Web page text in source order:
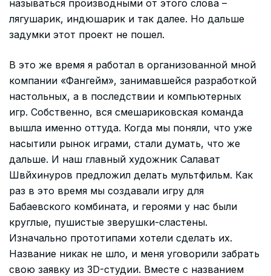
называться производными от этого слова –
лягушарик, индюшарик и так далее. Но дальше
задумки этот проект не пошел.
В это же время я работал в организованной мной
компании «Фангейм», занимавшейся разработкой
настольных, а в последствии и компьютерных
игр. Собственно, вся смешариковская команда
вышла именно оттуда. Когда мы поняли, что уже
насытили рынок играми, стали думать, что же
дальше. И наш главный художник Салават
Швйхинуров предложил делать мультфильм. Как
раз в это время мы создавали игру для
Бабаевского комбината, и героями у нас были
круглые, пушистые зверушки-сластены.
Изначально прототипами хотели сделать их.
Название никак не шло, и меня уговорили забрать
свою заявку из 3D-студии. Вместе с названием